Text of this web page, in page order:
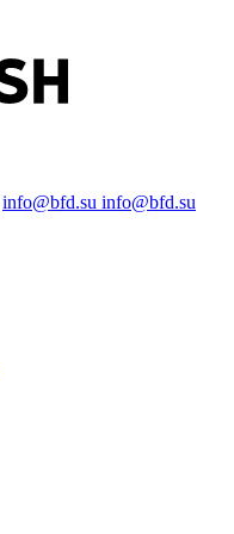
info@bfd.su info@bfd.su